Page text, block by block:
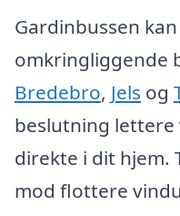
Gardinbussen
omkringliggende
Bredebro, Jels og
beslutning
direkte i dit hjem.
mod flottere